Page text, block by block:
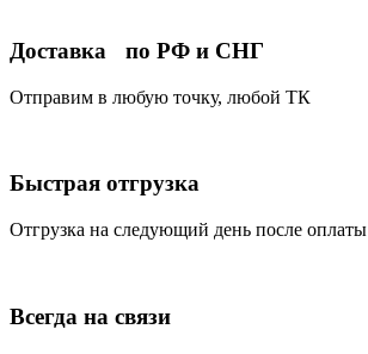
Доставка по РФ и СНГ
Отправим в любую точку, любой ТК
Быстрая отгрузка
Отгрузка на следующий день после оплаты
Всегда на связи